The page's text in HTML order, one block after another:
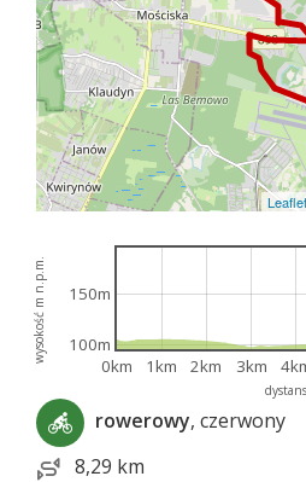
Leaflet
wysokość m n.p.m.
0km 1km 2km 3km
100m
150m
rowerowy, czerwony
8,29 km